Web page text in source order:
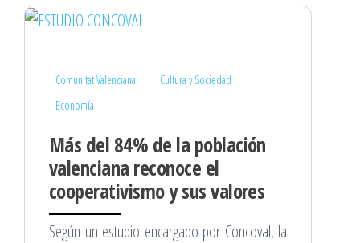
Comunitat Valenciana
Cultura y Sociedad
Economía
Más del 84% de la población
valenciana reconoce el
cooperativismo y sus valores
Según un estudio encargado por Concoval, la